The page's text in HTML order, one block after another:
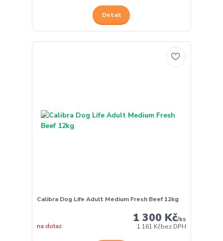
Detail
Calibra Dog Life Adult Medium Fresh Beef 12kg
1 300 Kč/ks
1 161 Kčbez DPH
na dotaz